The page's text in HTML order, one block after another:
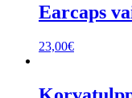
Earcaps
23,00€